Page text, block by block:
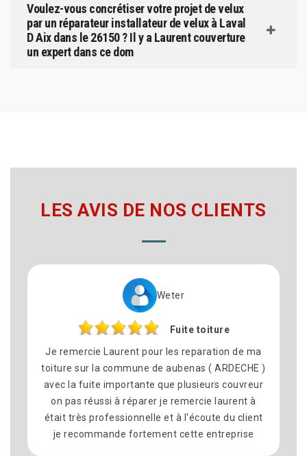
Voulez-vous concrétiser votre projet de velux
par un réparateur installateur de velux à Laval
D Aix dans le 26150 ? Il y a Laurent couverture
un expert dans ce dom
LES AVIS DE NOS CLIENTS
Weter
Fuite toiture
Je remercie Laurent pour les reparation de ma
toiture sur la commune de aubenas ( ARDECHE )
avec la fuite importante que plusieurs couvreur
on pas réussi à réparer je remercie laurent à
était très professionnelle et à l'écoute du client
je recommande fortement cette entreprise